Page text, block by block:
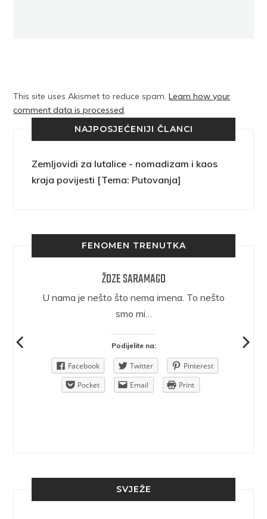
This site uses Akismet to reduce spam.Learn how your
comment data is processed.
NAJPOSJEĆENIJI ČLANCI
Zemljovidi za lutalice - nomadizam i kaos
kraja povijesti [Tema: Putovanja]
FENOMEN TRENUTKA
ŽOZE SARAMAGO
U nama je nešto što nema imena. To nešto
smo mi…
Podijelite na:
Facebook Twitter
Pinterest
Pocket
Email Print
SVJEŽE